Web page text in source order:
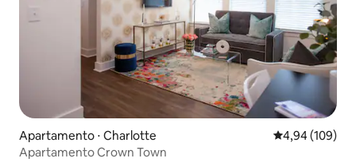
Apartamento ⋅ Charlotte 4,94 de uma
4,94 (109)
Apartamento Crown Town